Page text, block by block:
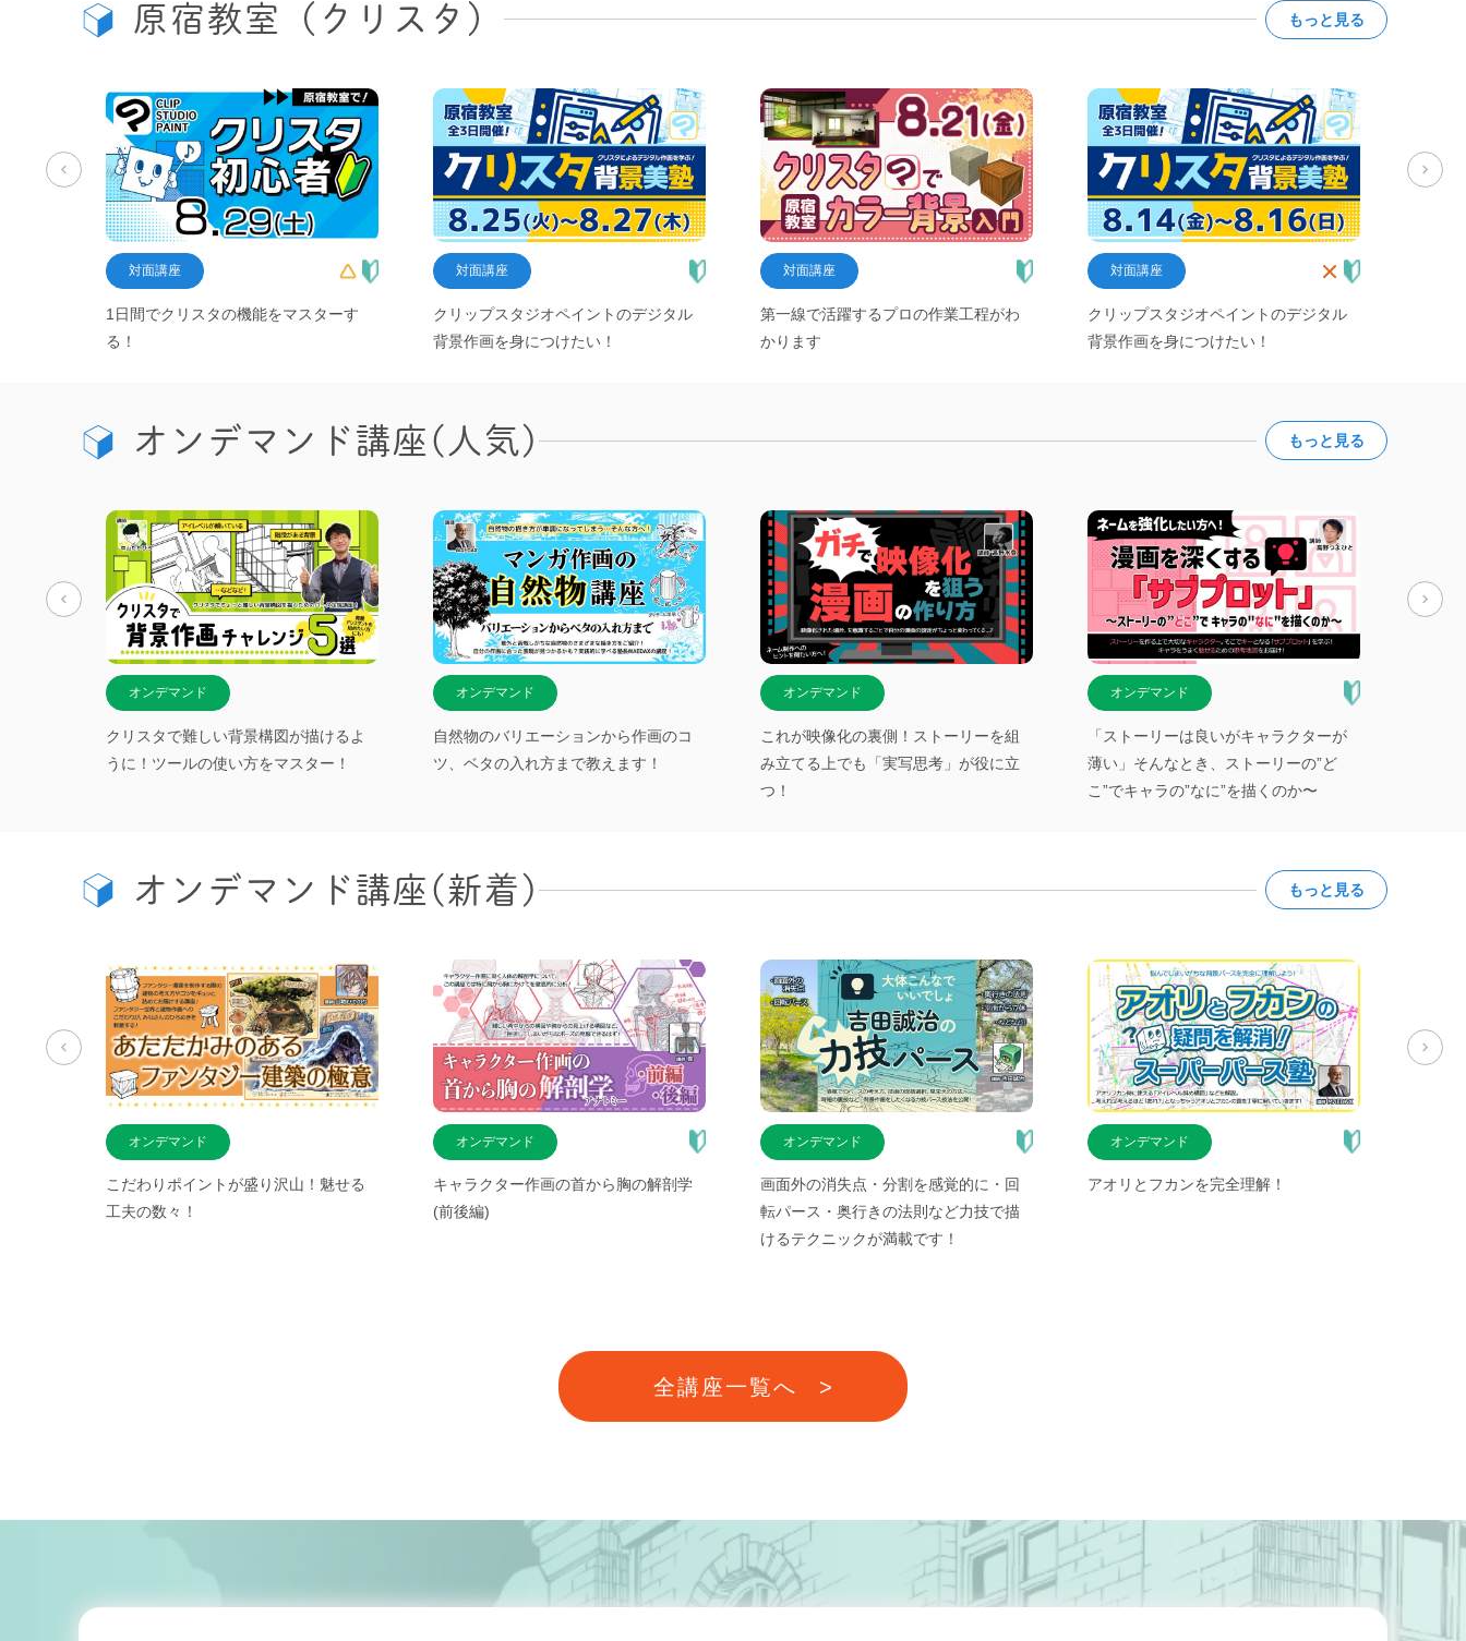
原宿教室（クリスタ） もっと見る
対面講座
1日間でクリスタの機能をマスターす
る！
対面講座
クリップスタジオペイントのデジタル
背景作画を身につけたい！
対面講座
第一線で活躍するプロの作業工程がわ
かります
対面講座
クリップスタジオペイントのデジタル
背景作画を身につけたい！
オンデマンド講座(人気) もっと見る
オンデマンド
クリスタで難しい背景構図が描けるよ
うに！ツールの使い方をマスター！
オンデマンド
自然物のバリエーションから作画のコ
ツ、ベタの入れ方まで教えます！
オンデマンド
これが映像化の裏側！ストーリーを組
み立てる上でも「実写思考」が役に立
つ！
オンデマンド
「ストーリーは良いがキャラクターが
薄い」そんなとき、ストーリーの”ど
こ”でキャラの”なに”を描くのか〜
オンデマンド講座(新着) もっと見る
オンデマンド
こだわりポイントが盛り沢山！魅せる
工夫の数々！
オンデマンド
キャラクター作画の首から胸の解剖学
(前後編)
オンデマンド
画面外の消失点・分割を感覚的に・回
転パース・奥行きの法則など力技で描
けるテクニックが満載です！
オンデマンド
アオリとフカンを完全理解！
全講座一覧へ >